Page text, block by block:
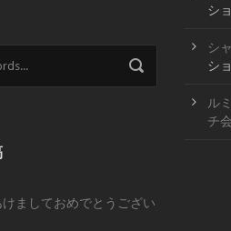
ましておめでとうござい
シ
シ
シ
ル
チ